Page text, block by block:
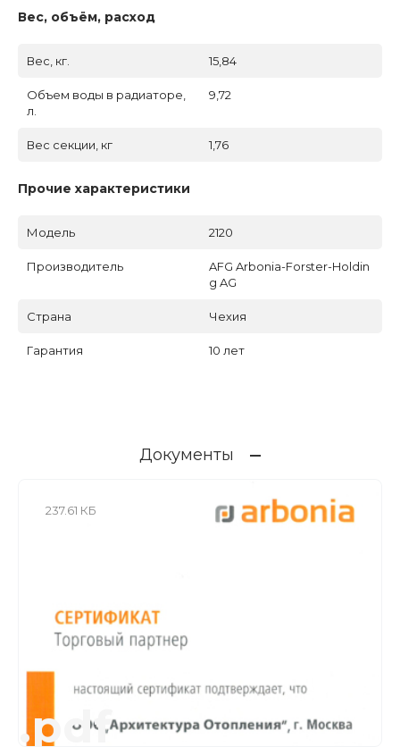
Вес, объём, расход
Вес, кг. 15,84
Объем воды в радиаторе,
л.
9,72
Вес секции, кг 1,76
Прочие характеристики
Модель 2120
Производитель
AFG Arbonia-Forster-Holdin
g AG
Страна Чехия
Гарантия 10 лет
Документы
237.61 КБ
.pdf